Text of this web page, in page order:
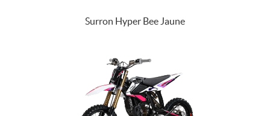
Surron Hyper Bee Jaune